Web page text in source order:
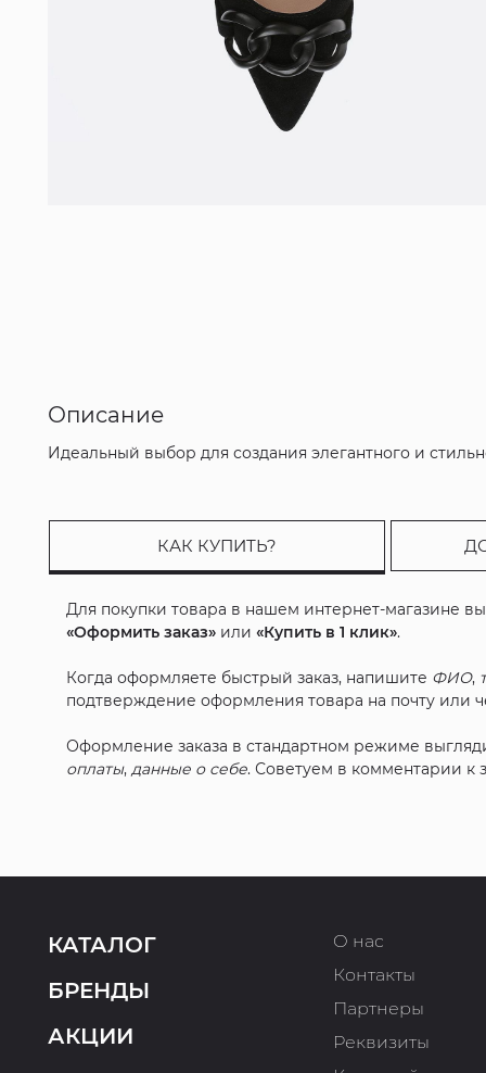
Описание
Идеальный выбор для создания элегантного и
КАК КУПИТЬ?
Для покупки товара в нашем интернет-магазине
«Оформить заказ» или«Купить в 1 клик».
Когда оформляете быстрый заказ, напишите ФИО,
подтверждение оформления товара на почту или
Оформление заказа в стандартном режиме
оплаты,данные о себе. Советуем в комментарии к
КАТАЛОГ
БРЕНДЫ
АКЦИИ
О нас
Контакты
Партнеры
Реквизиты